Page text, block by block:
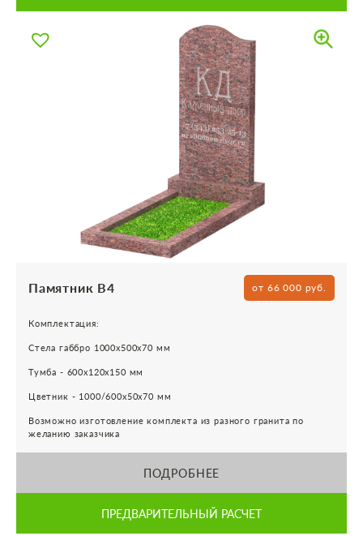
Памятник В4 от 66 000 руб.
Комплектация:
Стела габбро 1000х500х70 мм
Тумба - 600х120х150 мм
Цветник - 1000/600х50х70 мм
Возможно изготовление комплекта из разного гранита по
желанию заказчика
ПОДРОБНЕЕ
ПРЕДВАРИТЕЛЬНЫЙ РАСЧЕТ